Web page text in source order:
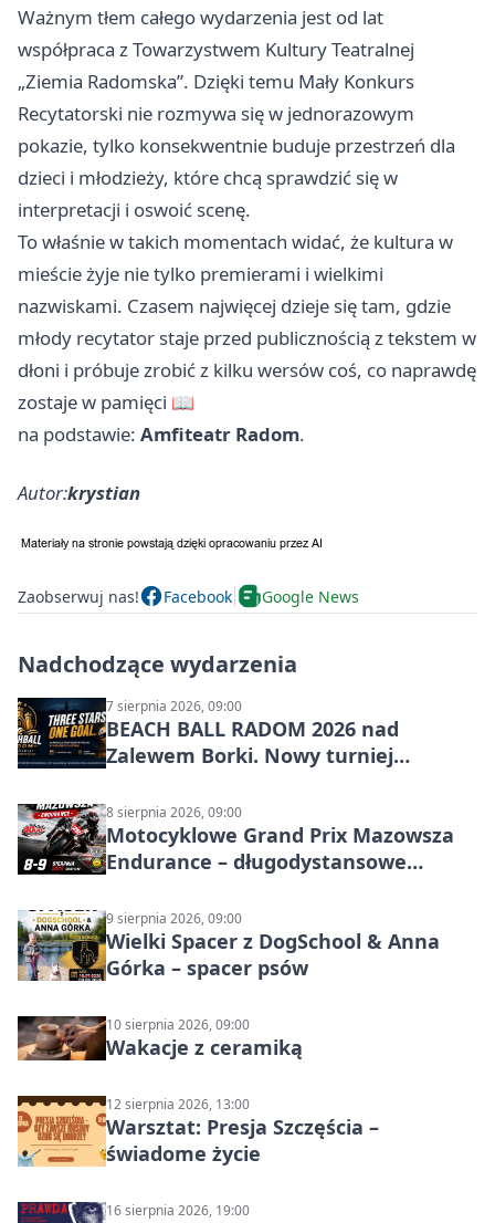
Ważnym tłem całego wydarzenia jest od lat
współpraca z Towarzystwem Kultury Teatralnej
„Ziemia Radomska”. Dzięki temu Mały Konkurs
Recytatorski nie rozmywa się w jednorazowym
pokazie, tylko konsekwentnie buduje przestrzeń dla
dzieci i młodzieży, które chcą sprawdzić się w
interpretacji i oswoić scenę.
To właśnie w takich momentach widać, że kultura w
mieście żyje nie tylko premierami i wielkimi
nazwiskami. Czasem najwięcej dzieje się tam, gdzie
młody recytator staje przed publicznością z tekstem w
dłoni i próbuje zrobić z kilku wersów coś, co naprawdę
zostaje w pamięci 📖
na podstawie: Amfiteatr Radom.
Autor:krystian
Zaobserwuj nas! Facebook Google News
Nadchodzące wydarzenia
7 sierpnia 2026, 09:00
BEACH BALL RADOM 2026 nad
Zalewem Borki. Nowy turniej
8 sierpnia 2026, 09:00
Motocyklowe Grand Prix Mazowsza
Endurance – długodystansowe
9 sierpnia 2026, 09:00
Wielki Spacer z DogSchool & Anna
Górka – spacer psów
10 sierpnia 2026, 09:00
Wakacje z ceramiką
12 sierpnia 2026, 13:00
Warsztat: Presja Szczęścia –
świadome życie
16 sierpnia 2026, 19:00